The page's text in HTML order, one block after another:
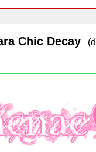
Chic Decay